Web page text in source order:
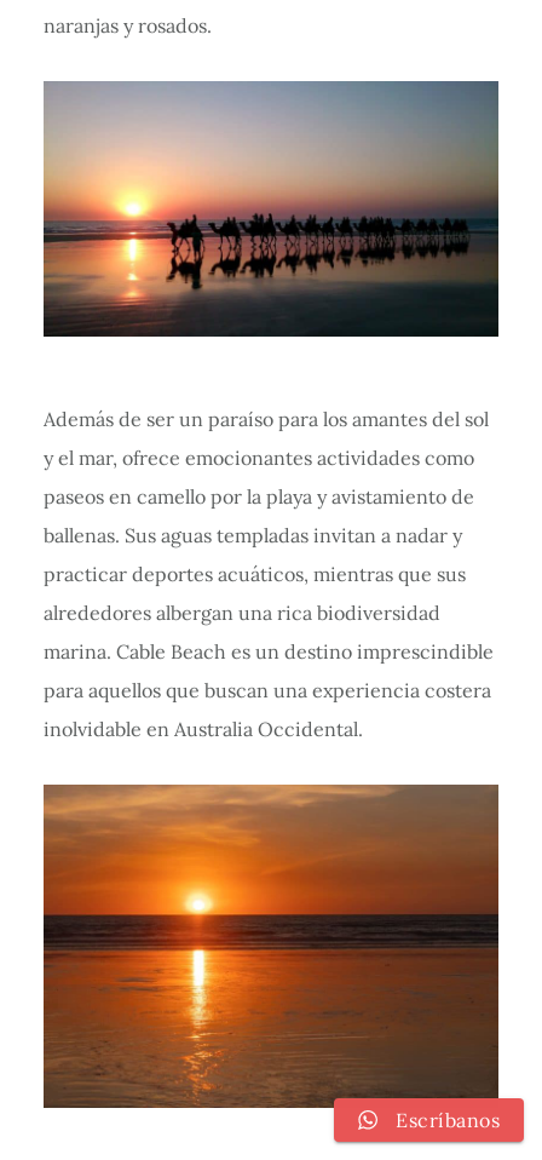
naranjas y rosados.
Además de ser un paraíso para los amantes del sol
y el mar, ofrece emocionantes actividades como
paseos en camello por la playa y avistamiento de
ballenas. Sus aguas templadas invitan a nadar y
practicar deportes acuáticos, mientras que sus
alrededores albergan una rica biodiversidad
marina. Cable Beach es un destino imprescindible
para aquellos que buscan una experiencia costera
inolvidable en Australia Occidental.
Escríbanos